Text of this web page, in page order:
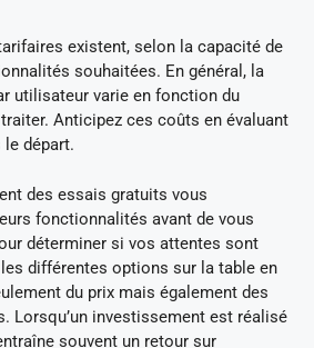
existent, selon la capacité de
souhaitées. En général, la
utilisateur varie en fonction du
Anticipez ces coûts en évaluant
départ.
des essais gratuits vous
fonctionnalités avant de vous
déterminer si vos attentes sont
différentes options sur la table en
du prix mais également des
Lorsqu’un investissement est réalisé
souvent un retour sur